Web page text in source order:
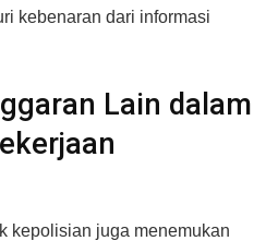
kebenaran dari informasi
Lain dalam
kepolisian juga menemukan